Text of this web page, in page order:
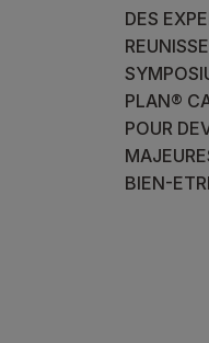
DES
PLAN®
POUR
BIEN-